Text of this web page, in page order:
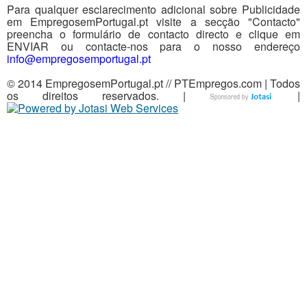
Para qualquer esclarecimento adicional sobre Publicidade
em EmpregosemPortugal.pt visite a secção "Contacto"
preencha o formulário de contacto directo e clique em
ENVIAR ou contacte-nos para o nosso endereço
info@empregosemportugal.pt
© 2014 EmpregosemPortugal.pt // PTEmpregos.com | Todos
os direitos reservados. | |